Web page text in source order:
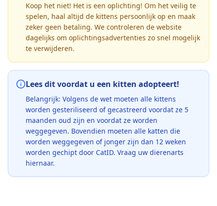
Koop het niet! Het is een oplichting! Om het veilig te
spelen, haal altijd de kittens persoonlijk op en maak
zeker geen betaling. We controleren de website
dagelijks om oplichtingsadvertenties zo snel mogelijk
te verwijderen.
Lees dit voordat u een kitten adopteert!
Belangrijk: Volgens de wet moeten alle kittens
worden gesteriliseerd of gecastreerd voordat ze 5
maanden oud zijn en voordat ze worden
weggegeven. Bovendien moeten alle katten die
worden weggegeven of jonger zijn dan 12 weken
worden gechipt door CatID. Vraag uw dierenarts
hiernaar.